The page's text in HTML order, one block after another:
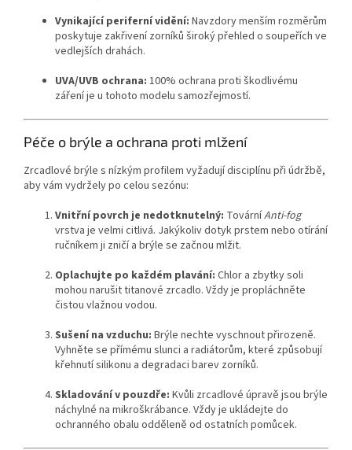
Vynikající periferní vidění: Navzdory menším rozměrům
poskytuje zakřivení zorníků široký přehled o soupeřích ve
vedlejších drahách.
UVA/UVB ochrana: 100% ochrana proti škodlivému
záření je u tohoto modelu samozřejmostí.
Péče o brýle a ochrana proti mlžení
Zrcadlové brýle s nízkým profilem vyžadují disciplínu při údržbě,
aby vám vydržely po celou sezónu:
Vnitřní povrch je nedotknutelný: TovárníAnti-fog
vrstva je velmi citlivá. Jakýkoliv dotyk prstem nebo otírání
ručníkem ji zničí a brýle se začnou mlžit.
Oplachujte po každém plavání: Chlor a zbytky soli
mohou narušit titanové zrcadlo. Vždy je propláchněte
čistou vlažnou vodou.
Sušení na vzduchu: Brýle nechte vyschnout přirozeně.
Vyhněte se přímému slunci a radiátorům, které způsobují
křehnutí silikonu a degradaci barev zorníků.
Skladování v pouzdře: Kvůli zrcadlové úpravě jsou brýle
náchylné na mikroškrábance. Vždy je ukládejte do
ochranného obalu odděleně od ostatních pomůcek.
Send
Powered by chaterimo